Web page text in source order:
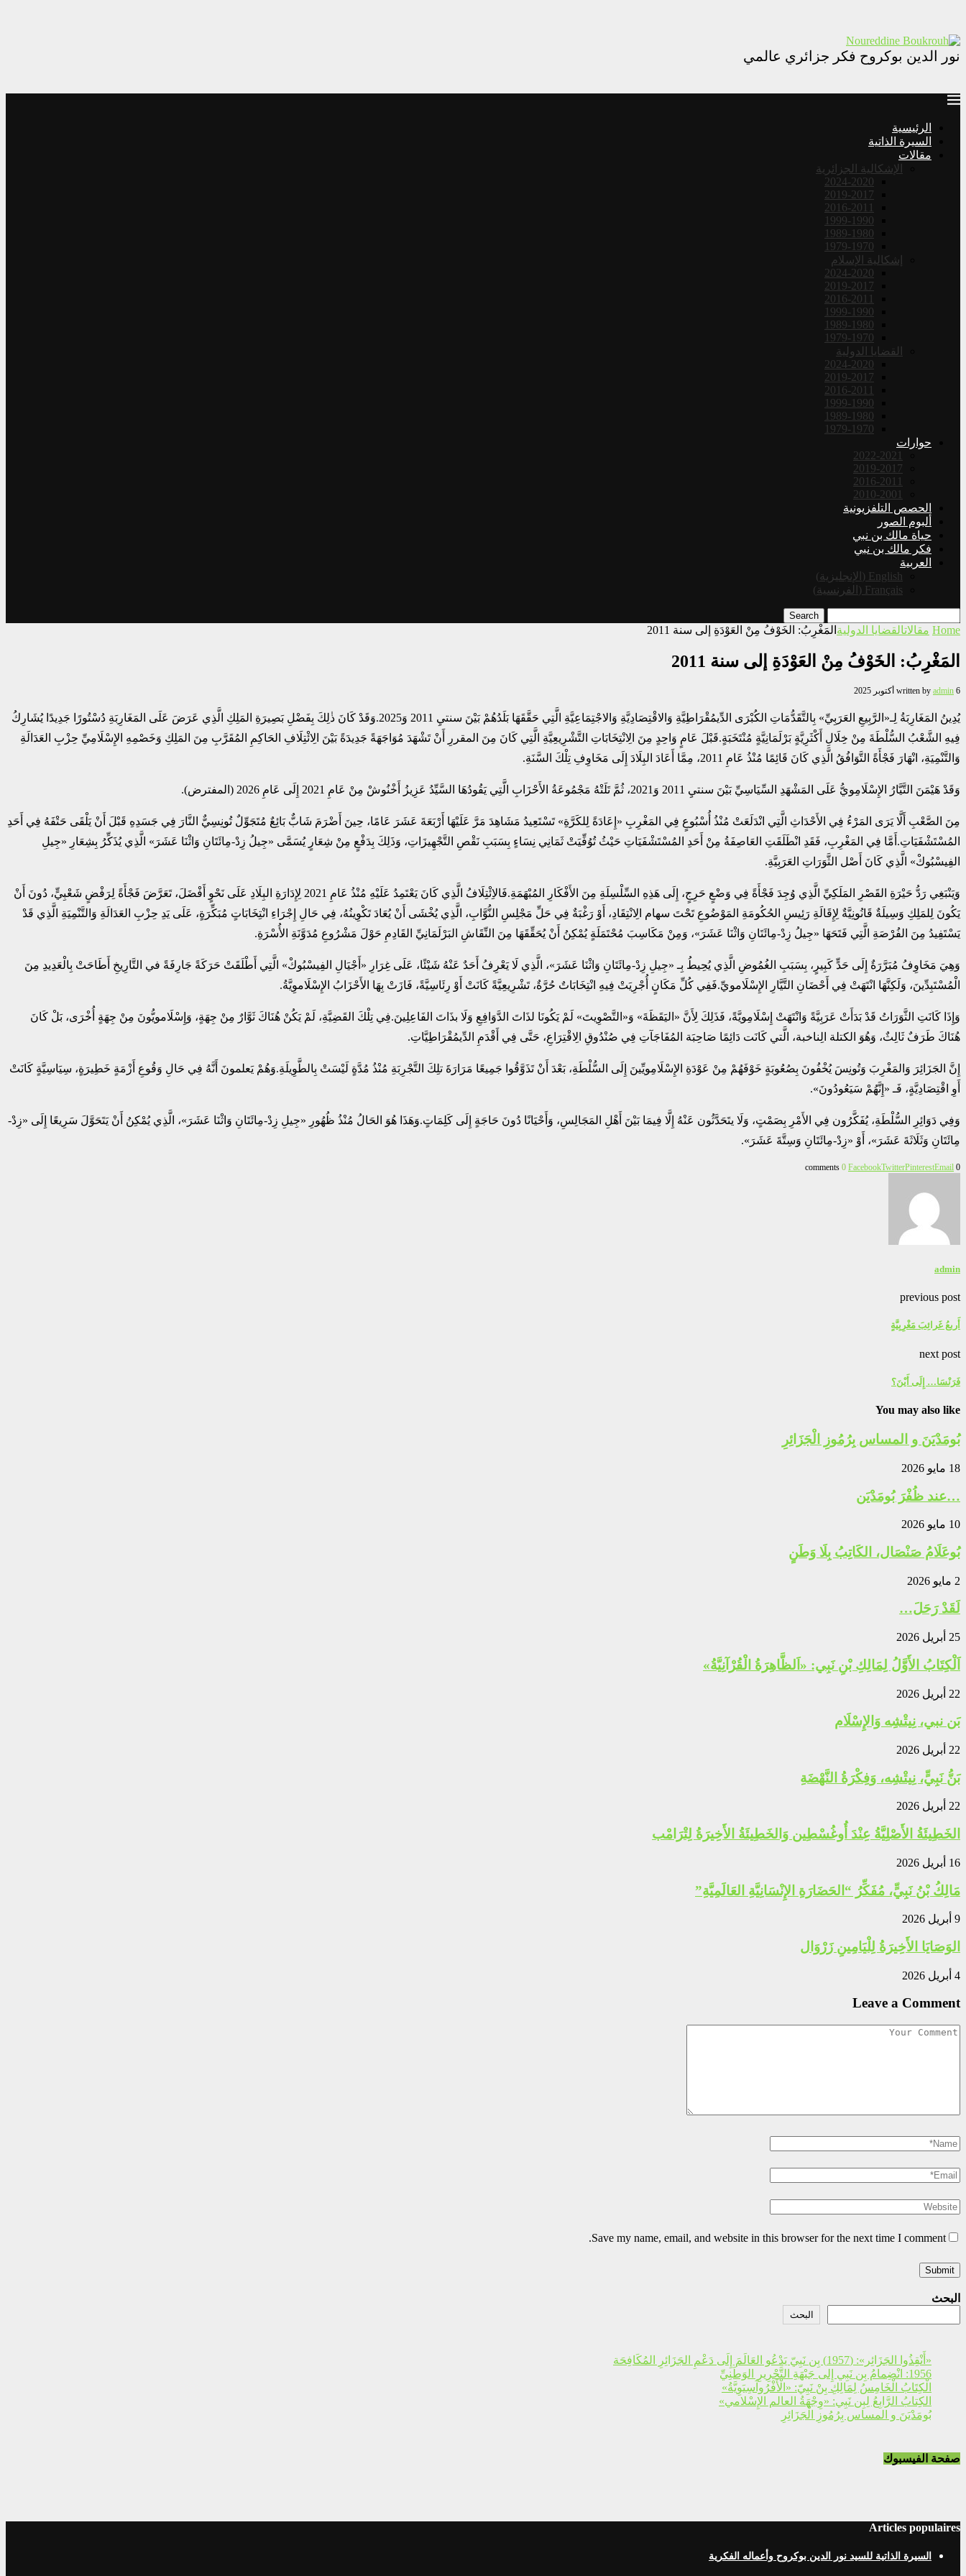
نور الدين بوكروح فكر جزائري عالمي
الرئيسية
السيرة الذاتية
مقالات
الإشكالية الجزائرية
2024-2020
2019-2017
2016-2011
1999-1990
1989-1980
1979-1970
إشكالية الإسلام
2024-2020
2019-2017
2016-2011
1999-1990
1989-1980
1979-1970
القضايا الدولية
2024-2020
2019-2017
2016-2011
1999-1990
1989-1980
1979-1970
حوارات
2022-2021
2019-2017
2016-2011
2010-2001
الحصص التلفزيونية
ألبوم الصور
حياة مالك بن نبي
فكر مالك بن نبي
العربية
English
( الإنجليزية)
Français
( الفرنسية)
Search
Home مقالاتالقضايا الدولية المَغْرِبُ: الخَوْفُ مِنْ العَوْدَةِ إلى سنة 2011
المَغْرِبُ: الخَوْفُ مِنْ العَوْدَةِ إلى سنة 2011
written by admin 6 أكتوبر 2025
يُدِينُ المَغَارِبَةُ لِـ«الرَّبِيعِ العَرَبِيِّ» بِالتَّقَدُّمَاتِ الكُبْرَى الدِّيمُقْرَاطِيَّةِ وَالاقْتِصَادِيَّةِ وَالاجْتِمَاعِيَّةِ الَّتِي حَقَّقَهَا بَلَدُهُمْ بَيْنَ سنتيِ 2011 وَ2025.وَقَدْ كَانَ ذٰلِكَ بِفَضْلِ بَصِيرَةِ المَلِكِ الَّذِي عَرَضَ عَلَى المَغَارِبَةِ دُسْتُورًا جَدِيدًا يُشَارِكُ
فِيهِ الشَّعْبُ السُّلْطَةَ مِنْ خِلَالِ أَكْثَرِيَّةٍ بَرْلَمَانِيَّةٍ مُنْتَخَبَةٍ.قَبْلَ عَامٍ وَاحِدٍ مِنَ الِانْتِخَابَاتِ التَّشْرِيعِيَّةِ الَّتِي كَانَ مِنَ المقررِ أَنْ تَشْهَدَ مُوَاجَهَةً جَدِيدَةً بَيْنَ الِائْتِلَافِ الحَاكِمِ المُقَرَّبِ مِنَ المَلِكِ وَخَصْمِهِ الإِسْلَامِيِّ حِزْبِ العَدَالَةِ
وَالتَّنْمِيَةِ، انْهَارَ فَجْأَةً التَّوَافُقُ الَّذِي كَانَ قَائِمًا مُنْذُ عَامِ 2011، مِمَّا أَعَادَ البِلَادَ إِلَى مَخَاوِفِ تِلْكَ السَّنَةِ.
وَقَدْ هَيْمَنَ التَّيَّارُ الإِسْلَامِويُّ عَلَى المَشْهَدِ السِّيَاسِيِّ بَيْنَ سنتيِ 2011 وَ2021، ثُمَّ تَلَتْهُ مَجْمُوعَةُ الأَحْزَابِ الَّتِي يَقُودُهَا السَّيِّدُ عَزِيزُ أَخْنُوشْ مِنْ عَامِ 2021 إِلَى عَامِ 2026 (المفترض).
مِنَ الصَّعْبِ أَلَّا يَرَى المَرْءُ فِي الأَحْدَاثِ الَّتِي انْدَلَعَتْ مُنْذُ أُسْبُوعٍ فِي المَغْرِبِ «إِعَادَةً لِلكَرَّةِ» تَسْتَعِيدُ مَشَاهِدَ مَرَّ عَلَيْهَا أَرْبَعَةَ عَشَرَ عَامًا، حِينَ أَضْرَمَ شَابٌّ بَائِعٌ مُتَجَوِّلٌ تُونِسِيٌّ النَّارَ فِي جَسَدِهِ قَبْلَ أَنْ يَلْقَى حَتْفَهُ فِي أَحَدِ
المُسْتَشْفَيَاتِ.أَمَّا فِي المَغْرِبِ، فَقَدِ انْطَلَقَتِ العَاصِفَةُ مِنْ أَحَدِ المُسْتَشْفَيَاتِ حَيْثُ تُوُفِّيَتْ ثَمَانِي نِسَاءٍ بِسَبَبِ نَقْصِ التَّجْهِيزَاتِ، وَذَلِكَ بِدَفْعٍ مِنْ شِعَارٍ يُسَمَّى «جِيلُ زِدْ-مِائَتَانِ وَاثْنَا عَشَرَ» الَّذِي يُذَكِّرُ بِشِعَارِ «جِيلِ
الفِيسْبُوكْ» الَّذِي كَانَ أَصْل الثَّوَرَاتِ العَرَبِيَّةِ.
وَيَنْبَغِي رَدُّ حَيْرَةِ القَصْرِ المَلَكِيِّ الَّذِي وُجِدَ فَجْأَةً فِي وَضْعٍ حَرِجٍ، إِلَى هَذِهِ السِّلْسِلَةِ مِنَ الأَفْكَارِ المُبْهَمَةِ.فَالاِئْتِلَافُ الَّذِي كَانَ يَعْتَمِدُ عَلَيْهِ مُنْذُ عَامِ 2021 لِإِدَارَةِ البِلَادِ عَلَى نَحْوٍ أَفْضَلَ، تَعَرَّضَ فَجْأَةً لِرَفْضٍ شَعْبِيٍّ، دُونَ أَنْ
يَكُونَ لِلمَلِكِ وَسِيلَةٌ قَانُونِيَّةٌ لِإِقَالَةِ رَئِيسِ الحُكُومَةِ المَوْضُوعِ تَحْتَ سهام الِانْتِقَادِ، أَوْ رَغْبَةٌ فِي حَلِّ مَجْلِسِ النُّوَّابِ، الَّذِي يُخْشَى أَنْ يُعَادَ تَكْوِينُهُ، فِي حَالِ إِجْرَاءِ انْتِخَابَاتٍ مُبَكِّرَةٍ، عَلَى يَدِ حِزْبِ العَدَالَةِ وَالتَّنْمِيَةِ الَّذِي قَدْ
يَسْتَفِيدُ مِنَ الفُرْصَةِ الَّتِي فَتَحَهَا «جِيلُ زِدْ-مِائَتَانِ وَاثْنَا عَشَرَ»، وَمِنْ مَكَاسِبَ مُحْتَمَلَةٍ يُمْكِنُ أَنْ يُحَقِّقَهَا مِنَ النِّقَاشِ البَرْلَمَانِيِّ القَادِمِ حَوْلَ مَشْرُوعِ مُدَوَّنَةِ الأُسْرَةِ.
وَهِيَ مَخَاوِفُ مُبَرَّرَةٌ إِلَى حَدٍّ كَبِيرٍ، بِسَبَبِ الغُمُوضِ الَّذِي يُحِيطُ بِـ «جِيلِ زِدْ-مِائَتَانِ وَاثْنَا عَشَرَ»، الَّذِي لَا يَعْرِفُ أَحَدٌ عَنْهُ شَيْئًا، عَلَى غِرَارِ «أَجْيَالِ الفِيسْبُوكْ» الَّتِي أَطْلَقَتْ حَرَكَةً جَارِفَةً في التَّارِيخِ أَطَاحَتْ بِالْعَدِيدِ مِنَ
الْمُسْتَبِدِّينَ، وَلَكِنَّهَا انْتَهَتْ فِي أَحْضَانِ التَّيَّارِ الإِسْلَامويِّ.فَفِي كُلِّ مَكَانٍ أُجْرِيَتْ فِيهِ انْتِخَابَاتٌ حُرَّةٌ، تَشْرِيعِيَّةً كَانَتْ أَوْ رِئَاسِيَّةً، فَازَتْ بِهَا الأَحْزَابُ الإِسْلَاموِيَّةُ.
وَإِذَا كَانَتِ الثَّوَرَاتُ قَدْ بَدَأَتْ عَرَبِيَّةً وَانْتَهَتْ إِسْلَامِويَّةً، فَذَلِكَ لِأَنَّ «اليَقَظَةَ» وَ«التَّصْوِيتَ» لَمْ يَكُونَا لذَاتَ الدَّوَافِعِ وَلَا بذَاتَ الفَاعِلِينَ.فِي تِلْكَ القَضِيَّةِ، لَمْ يَكُنْ هُنَاكَ ثَوَّارٌ مِنْ جِهَةٍ، وَإِسْلَامويُّونَ مِنْ جِهَةٍ أُخْرَى، بَلْ كَانَ
هُنَاكَ طَرَفٌ ثَالِثٌ، وَهُوَ الكتلة الِناخبة، الَّتي كَانَت دَائِمًا صَاحِبَة المُفَاجَآتِ فِي صُنْدُوقِ الِاقْتِرَاعِ، حَتَّى فِي أَقْدَمِ الدِّيمُقْرَاطِيَّاتِ.
إِنَّ الجَزَائِرَ وَالمَغْرِبَ وَتُونِسَ يُخْفُونَ بِصُعُوبَةٍ خَوْفَهُمْ مِنْ عَوْدَةِ الإِسْلَامِويِّينَ إِلَى السُّلْطَةِ، بَعْدَ أَنْ تَذَوَّقُوا جَمِيعًا مَرَارَةَ تلِكَ التَّجْرِبَةِ مُنْذُ مُدَّةٍ لَيْسَتْ بِالطَّوِيلَةِ.وَهُمْ يَعلمونَ أَنَّهُ فِي حَالِ وَقُوعِ أَزْمَةٍ خَطِيرَةٍ، سِيَاسِيَّةٍ كَانَتْ
أَوِ اقْتِصَادِيَّةٍ، فَـ «إِنَّهُمْ سَيَعُودُونَ».
وَفِي دَوَائِرِ السُّلْطَةِ، يُفَكَّرُون فِي الأَمْرِ بِصَمْتٍ، وَلَا يتَحَدَّثُون عَنْهُ إِلَّا فِيمَا بَيْنَ أَهْلِ المَجَالِسِ، وَأَحْيَانًا دُونَ حَاجَةٍ إِلَى كَلِمَاتٍ.وَهَذَا هُوَ الحَالُ مُنْذُ ظُهُورِ «جِيلِ زِدْ-مِائَتَانِ وَاثْنَا عَشَرَ»، الَّذِي يُمْكِنُ أَنْ يَتَحَوَّلَ سَرِيعًا إِلَى «زِدْ-
مِائَتَانِ وَثَلَاثَةَ عَشَرَ»، أَوْ «زِدْ-مِائَتَانِ وَسِتَّةَ عَشَرَ».
0 comments
0 FacebookTwitterPinterestEmail
admin
previous post
أَربعُ غَرائِبَ مَغْرِبِيَّةٍ
next post
فَرَنْسَا… إِلَى أَيْنَ؟
You may also like
بُومَدْيَنَ و المساس بِرُمُوزِ الْجَزَائِرِ
18 مايو 2026
…عند ظُفْرَ بُومَدْيَن
10 مايو 2026
بُوعَلَامُ صَنْصَال، الكَاتِبُ بِلَا وَطَنٍ
2 مايو 2026
لَقَدْ رَحَلَ…
25 أبريل 2026
اَلْكِتَابُ الأَوَّلُ لِمَالِكِ بْنِ نَبِي: «اَلظَّاهِرَةُ الْقُرْآنِيَّةُ»
22 أبريل 2026
بَن نبي، نِيتْشِه وَالإِسْلَام
22 أبريل 2026
بَنُّ نَبِيٍّ، نِيتْشِه، وَفِكْرَةُ النَّهْضَةِ
22 أبريل 2026
الخَطِيئَةُ الأَصْلِيَّةُ عِنْدَ أُوغُسْطِين وَالخَطِيئَةُ الأَخِيرَةُ لِتْرَامْب
16 أبريل 2026
مَالِكُ بْنُ نَبِيٍّ، مُفَكِّرُ “الحَضَارَةِ الإِنْسَانِيَّةِ العَالَمِيَّةِ”
9 أبريل 2026
الوَصَايَا الأَخِيرَةُ لِلْيَامِينِ زَرْوَال
4 أبريل 2026
Leave a Comment
Save my name, email, and website in this browser for the next time I comment.
البحث
البحث
«أَنْقِذُوا الجَزَائِر»: (1957) بِن نَبِيّ يَدْعُو العَالَمَ إِلَى دَعْمِ الجَزَائِرِ المُكَافِحَة
1956: انْضِمامُ بِن نَبِي إِلى جَبْهَةِ التَّحْرِيرِ الوَطَنِيِّ
الْكِتَابُ الْخَامِسُ لِمَالِكِ بِنْ نَبِيّ: «الْأَفْرُوآسِيَوِيَّةُ»
الكِتابُ الرَّابِعُ لِبِن نَبِي: «وِجْهَةُ العالم الإِسْلامي»
بُومَدْيَنَ و المساس بِرُمُوزِ الْجَزَائِرِ
صفحة الفيسبوك
Articles populaires
السيرة الذاتية للسيد نور الدين بوكروح وأعماله الفكرية